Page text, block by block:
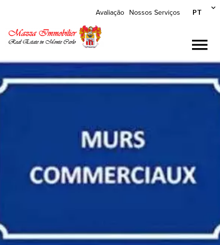
Avaliação Nossos Serviços PT